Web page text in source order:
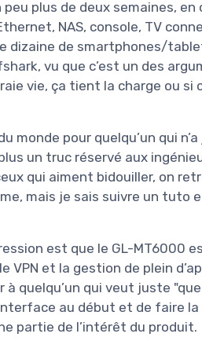
plus de deux semaines, en
NAS, console, TV
dizaine de smartphones/
vu que c’est un des
vie, ça tient la charge ou si
monde pour quelqu’un qui
un truc réservé aux
qui aiment bidouiller, on
mais je sais suivre un tuto
est que le GL-MT6000
et la gestion de plein
quelqu’un qui veut juste "que
au début et de faire la
partie de l’intérêt du produit.